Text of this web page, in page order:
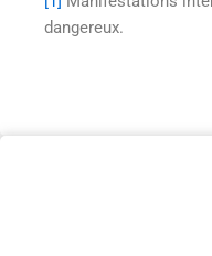
dangereux.